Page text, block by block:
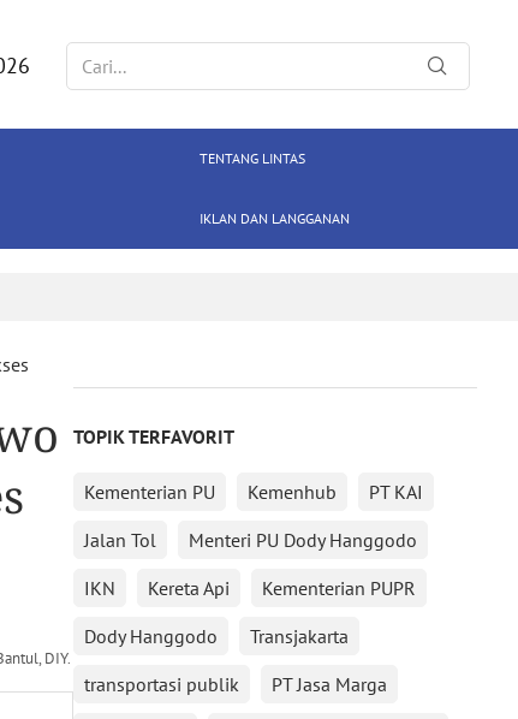
TENTANG LINTAS
IKLAN DAN LANGGANAN
DIY.
TOPIK TERFAVORIT
Kementerian PU Kemenhub
PT KAI
Jalan Tol
Menteri PU Dody Hanggodo
IKN
Kereta Api
Kementerian PUPR
Dody Hanggodo
Transjakarta
transportasi publik
PT Jasa Marga